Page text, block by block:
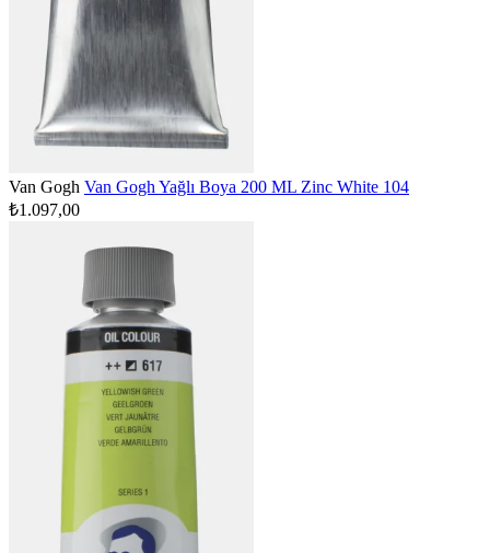
Van Gogh Van Gogh Yağlı Boya 200 ML Zinc White 104
₺1.097,00